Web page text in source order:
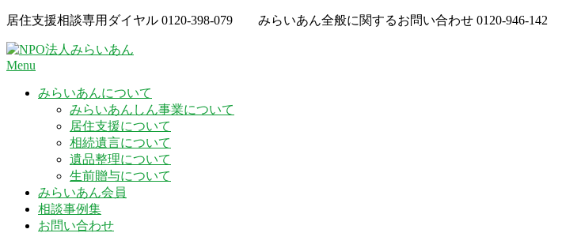
Skip
content
居住支援相談専用ダイヤル 0120-398-079 みらいあん全般に関するお問い合わせ 0120-946-142
Menu
みらいあんについて
みらいあんしん事業について
居住支援について
相続遺言について
遺品整理について
生前贈与について
みらいあん会員
相談事例集
お問い合わせ